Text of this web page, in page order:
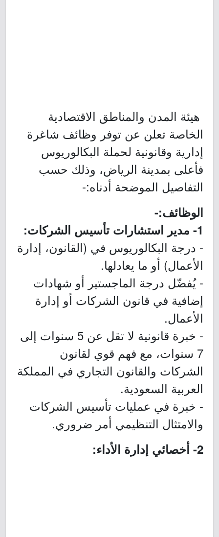
هيئة المدن والمناطق الاقتصادية
الخاصة تعلن عن توفر وظائف شاغرة
إدارية وقانونية لحملة البكالوريوس
فأعلى بمدينة الرياض، وذلك حسب
التفاصيل الموضحة أدناه:-
الوظائف:-
1- مدير استشارات تأسيس الشركات:
- درجة البكالوريوس في (القانون، إدارة
الأعمال) أو ما يعادلها.
- يُفضّل درجة الماجستير أو شهادات
إضافية في قانون الشركات أو إدارة
الأعمال.
- خبرة قانونية لا تقل عن 5 سنوات إلى
7 سنوات، مع فهم قوي لقانون
الشركات والقانون التجاري في المملكة
العربية السعودية.
- خبرة في عمليات تأسيس الشركات
والامتثال التنظيمي أمر ضروري.
2- أخصائي إدارة الأداء: